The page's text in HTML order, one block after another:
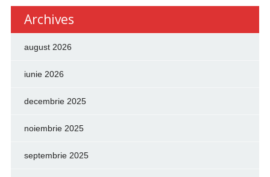
Archives
august 2026
iunie 2026
decembrie 2025
noiembrie 2025
septembrie 2025